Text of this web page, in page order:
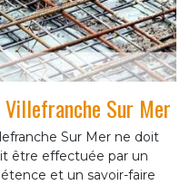
Villefranche Sur Mer
Sur Mer ne doit
être effectuée par un
et un savoir-faire